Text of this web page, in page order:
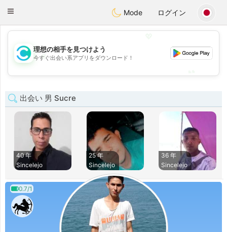
olombiaCitas
Toggle
Mode ログイン
💖
💕
理想の相手を見つけよう
今すぐ出会い系アプリをダウンロード！
出会い 男 Sucre
40 年
Sincelejo
25 年
Sincelejo
36 年
Sincelejo
0.7/1